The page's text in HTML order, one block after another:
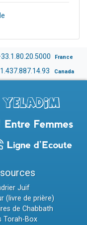
France
Canada
Juif
(livre de prière)
de Chabbath
Torah-Box